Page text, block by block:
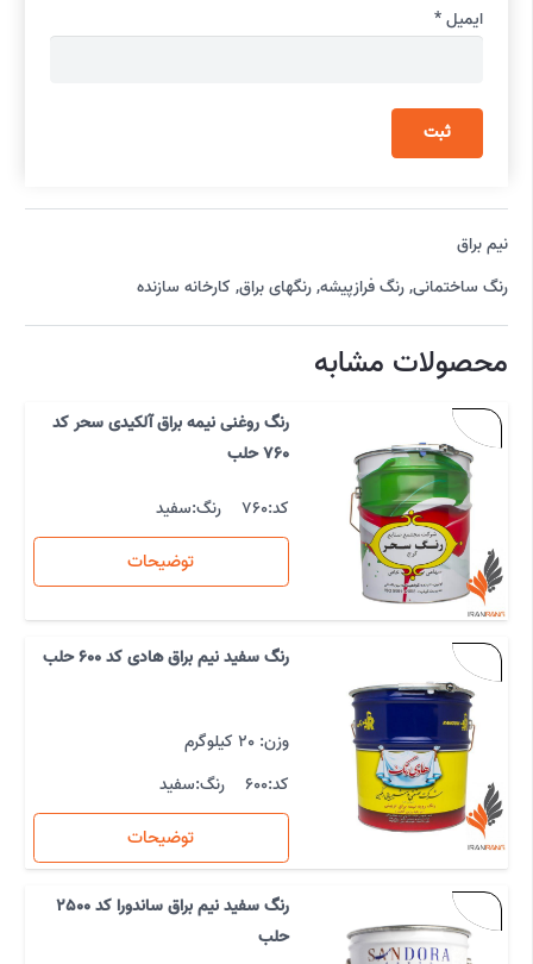
ایمیل*
نیم براق
رنگ ساختمانی,رنگ فرازپیشه,رنگهای براق, کارخانه سازنده
محصولات مشابه
رنگ روغنی نیمه براق آلکیدی سحر کد
760 حلب
کد:760 رنگ:سفید
توضیحات
رنگ سفید نیم براق هادی کد 600 حلب
وزن: 20 کیلوگرم
کد:600 رنگ:سفید
توضیحات
رنگ سفید نیم براق ساندورا کد 2500
حلب